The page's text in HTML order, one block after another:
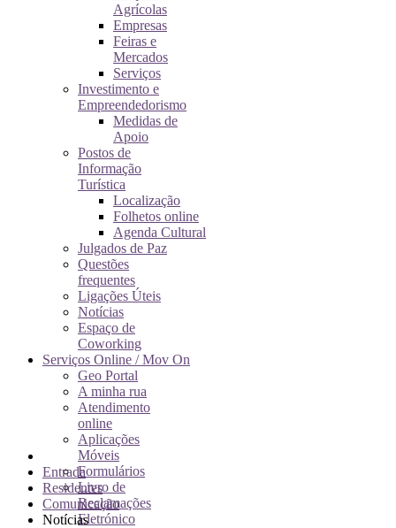
Agrícolas
Empresas
Feiras e
Mercados
Serviços
Investimento e
Empreendedorismo
Medidas de
Apoio
Postos de
Informação
Turística
Localização
Folhetos online
Agenda Cultural
Julgados de Paz
Questões
frequentes
Ligações Úteis
Notícias
Espaço de
Coworking
Serviços Online / Mov On
Geo Portal
A minha rua
Atendimento
online
Aplicações
Móveis
Formulários
Livro de
Reclamações
Eletrónico
Entrada
Residentes
Comunicação
Notícias